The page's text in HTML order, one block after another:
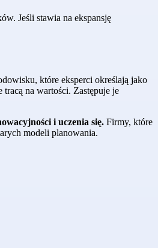
Jeśli stawia na ekspansję
które eksperci określają jako
na wartości. Zastępuje je
i uczenia się. Firmy, które
modeli planowania.